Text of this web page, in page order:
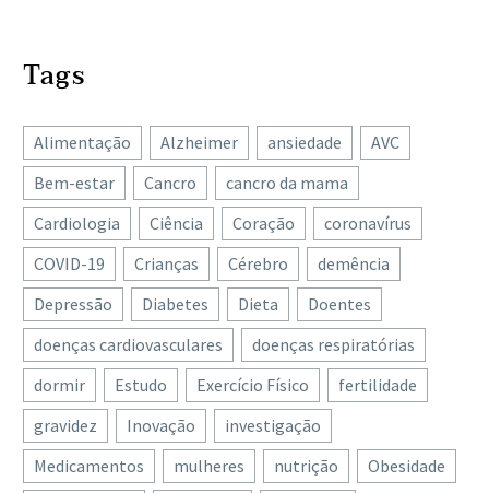
Tags
Alimentação Alzheimer ansiedade
AVC
Bem-estar
Cancro
cancro da mama
Cardiologia
Ciência Coração
coronavírus
COVID-19
Crianças Cérebro
demência
Depressão
Diabetes Dieta
Doentes
doenças cardiovasculares
doenças respiratórias
dormir
Estudo Exercício Físico
fertilidade
gravidez
Inovação
investigação
Medicamentos
mulheres nutrição
Obesidade